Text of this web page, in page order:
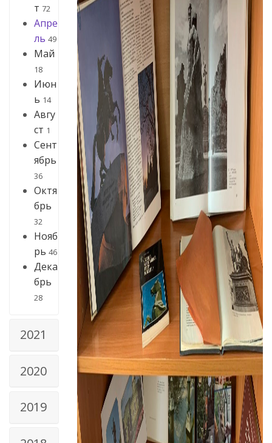
т 72
Апре
ль 49
Май
18
Июн
ь 14
Авгу
ст 1
Сент
ябрь
36
Октя
брь
32
Нояб
рь 46
Дека
брь
28
2021
2020
2019